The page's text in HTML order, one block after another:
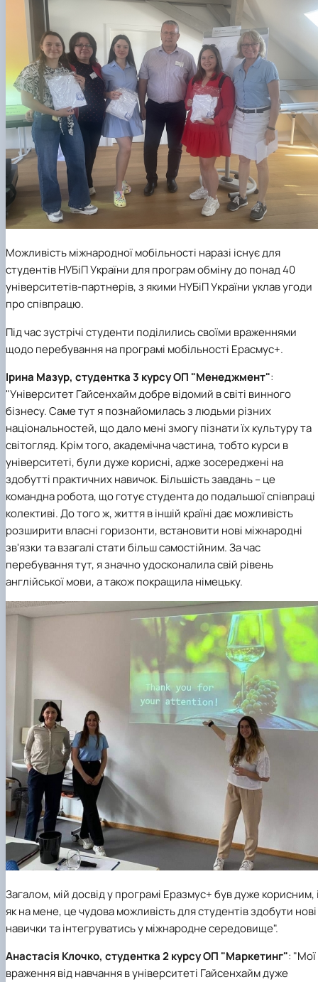
Можливість міжнародної мобільності наразі існує для
студентів НУБіП України для програм обміну до понад 40
університетів-партнерів, з якими НУБіП України уклав угоди
про співпрацю.
Під час зустрічі студенти поділились своїми враженнями
щодо перебування на програмі мобільності Ерасмус+.
Ірина Мазур, студентка 3 курсу ОП "Менеджмент":
"Університет Гайсенхайм добре відомий в світі винного
бізнесу. Саме тут я познайомилась з людьми різних
національностей, що дало мені змогу пізнати їх культуру та
світогляд. Крім того, академічна частина, тобто курси в
університеті, були дуже корисні, адже зосереджені на
здобутті практичних навичок. Більшість завдань – це
командна робота, що готує студента до подальшої співпраці
колективі. До того ж, життя в іншій країні дає можливість
розширити власні горизонти, встановити нові міжнародні
зв'язки та взагалі стати більш самостійним. За час
перебування тут, я значно удосконалила свій рівень
англійської мови, а також покращила німецьку.
Загалом, мій досвід у програмі Еразмус+ був дуже корисним,
як на мене, це чудова можливість для студентів здобути нові
навички та інтегруватись у міжнародне середовище".
Анастасія Клочко, студентка 2 курсу ОП "Маркетинг": "Мої
враження від навчання в університеті Гайсенхайм дуже